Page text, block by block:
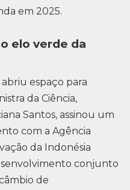
em 2025.
elo verde da
espaço para
da Ciência,
Santos, assinou um
com a Agência
da Indonésia
conjunto
de